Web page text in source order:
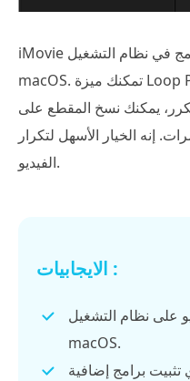
iMovie هو برنامج تكرار الفيديو المدمج في نظام التشغيل
macOS. تمكنك ميزة Loop Playback من تشغيل مقطع فيديو
يمكنك نسخ المقطع على
إنه الخيار الأسهل لتكرار
الفيديو.
الايجابيات :
على نظام التشغيل
macOS.